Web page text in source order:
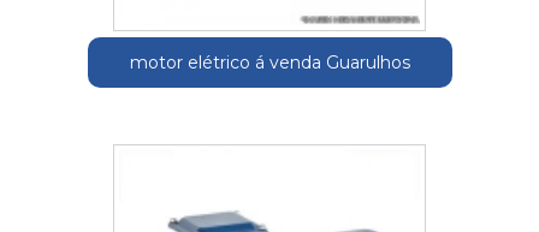
motor elétrico á venda Guarulhos